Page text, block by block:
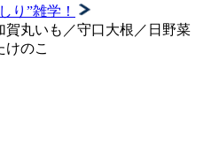
り”雑学！
賀丸いも／守口大根／日野菜
けのこ